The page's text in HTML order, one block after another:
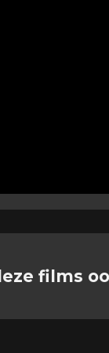
films